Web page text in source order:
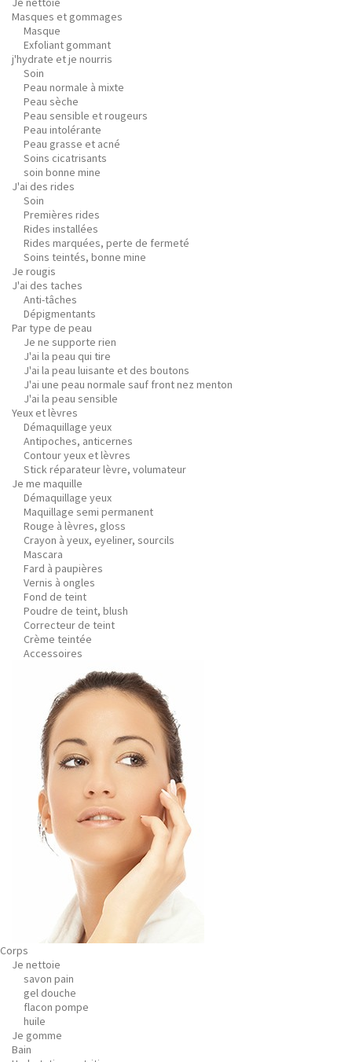
Masques et gommages
Masque
Exfoliant gommant
j'hydrate et je nourris
Soin
Peau normale à mixte
Peau sèche
Peau sensible et rougeurs
Peau intolérante
Peau grasse et acné
Soins cicatrisants
soin bonne mine
J'ai des rides
Soin
Premières rides
Rides installées
Rides marquées, perte de fermeté
Soins teintés, bonne mine
Je rougis
J'ai des taches
Anti-tâches
Dépigmentants
Par type de peau
Je ne supporte rien
J'ai la peau qui tire
J'ai la peau luisante et des boutons
J'ai une peau normale sauf front nez menton
J'ai la peau sensible
Yeux et lèvres
Démaquillage yeux
Antipoches, anticernes
Contour yeux et lèvres
Stick réparateur lèvre, volumateur
Je me maquille
Démaquillage yeux
Maquillage semi permanent
Rouge à lèvres, gloss
Crayon à yeux, eyeliner, sourcils
Mascara
Fard à paupières
Vernis à ongles
Fond de teint
Poudre de teint, blush
Correcteur de teint
Crème teintée
Accessoires
Corps
Je nettoie
savon pain
gel douche
flacon pompe
huile
Je gomme
Bain